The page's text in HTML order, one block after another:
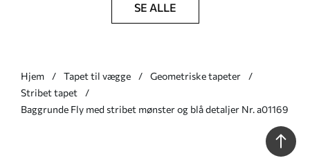
SE ALLE
Hjem Tapet til vægge
Geometriske tapeter
Stribet tapet
Baggrunde Fly med stribet mønster og blå detaljer Nr. a01169